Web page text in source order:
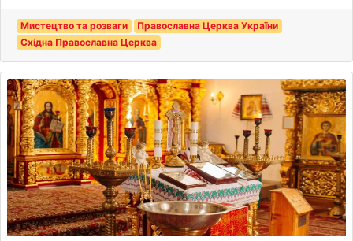
Мистецтво та розваги
Православна Церква України
Східна Православна Церква